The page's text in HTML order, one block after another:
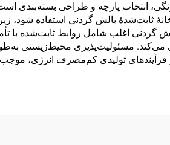
انتخاب پارچه و طراحی
ثابت‌شدهٔ بالش گردنی استفاده شود،
گردنی اغلب شامل روابط ثابت‌شده با
می‌کند. مسئولیت‌پذیری محیط‌زیستی
و فرآیندهای تولیدی کم‌مصرف